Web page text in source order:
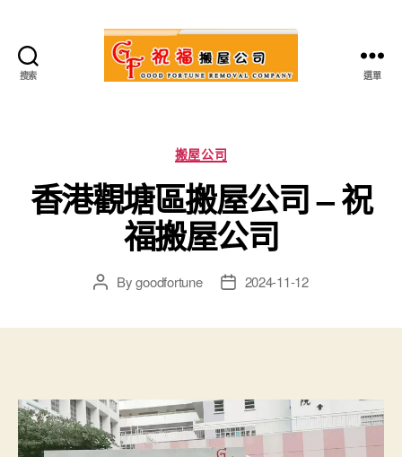
搜索
屋
公
司
選單
Categories
搬屋公司
香港觀塘區搬屋公司 – 祝
福搬屋公司
PostBygoodfortune
Post2024-11-12